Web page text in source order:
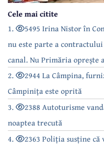
Cele mai citite
1.
5495 Irina Nistor în
nu este parte a
canal. Nu Primăria oprește
2.
2944 La Câmpina,
Câmpinița este oprită
3.
2388 Autoturisme
noaptea trecută
4.
2363 Poliția susține